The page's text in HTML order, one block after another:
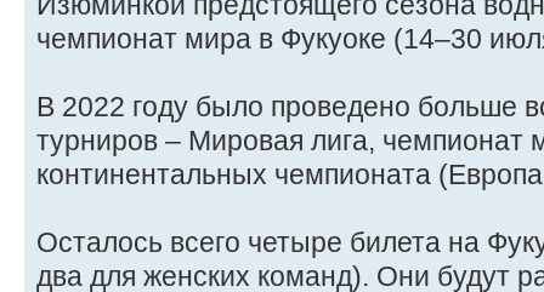
чемпионат мира в Фукуоке (14–30
В 2022 году было проведено больше
турниров – Мировая лига, чемпионат
континентальных чемпионата
Осталось всего четыре билета на
два для женских команд). Они будут